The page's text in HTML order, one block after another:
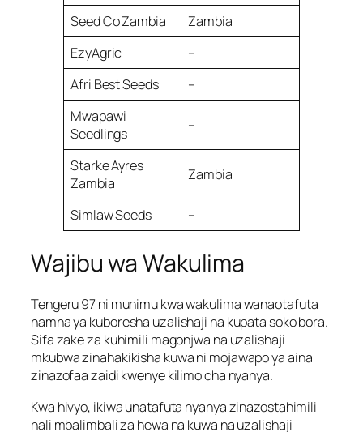
Seed Co Zambia
Zambia
EzyAgric
–
Afri Best Seeds
–
Mwapawi
Seedlings
–
Starke Ayres
Zambia
Zambia
Simlaw Seeds –
Wajibu wa Wakulima
Tengeru 97 ni muhimu kwa wakulima wanaotafuta
namna ya kuboresha uzalishaji na kupata soko bora.
Sifa zake za kuhimili magonjwa na uzalishaji
mkubwa zinahakikisha kuwa ni mojawapo ya aina
zinazofaa zaidi kwenye kilimo cha nyanya.
Kwa hivyo, ikiwa unatafuta nyanya zinazostahimili
hali mbalimbali za hewa na kuwa na uzalishaji